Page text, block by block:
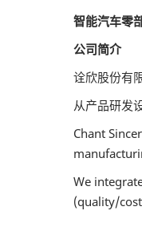
智能汽车零
公司简介
诠欣股份有
从产品研发
Chant
We
(quality/